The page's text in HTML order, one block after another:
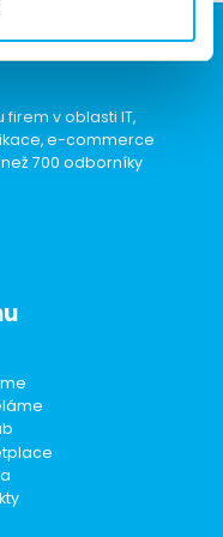
v oblasti IT,
e-commerce
700 odborníky